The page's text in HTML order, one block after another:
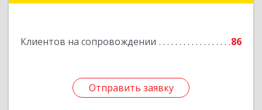
Клиентов на сопровождении 86
Отправить заявку
Подробнее
Отправить заявку